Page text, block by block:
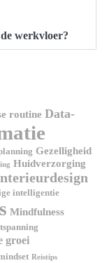
werkvloer?
routine Data-
Gezelligheid
Huidverzorging
intelligentie
Mindfulness
groei
Reistips